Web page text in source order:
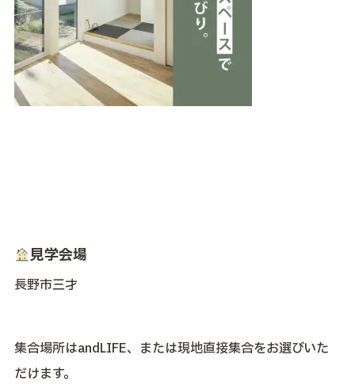
見学会場
長野市三才
集合場所はandLIFE、または現地直接集合をお選びいた
だけます。